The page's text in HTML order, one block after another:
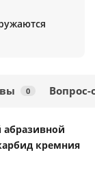
0 Вопрос-
кремния